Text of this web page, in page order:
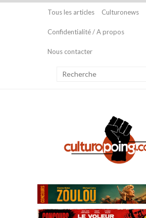
Tous les articles Culturonews
Confidentialité / A propos
Nous contacter